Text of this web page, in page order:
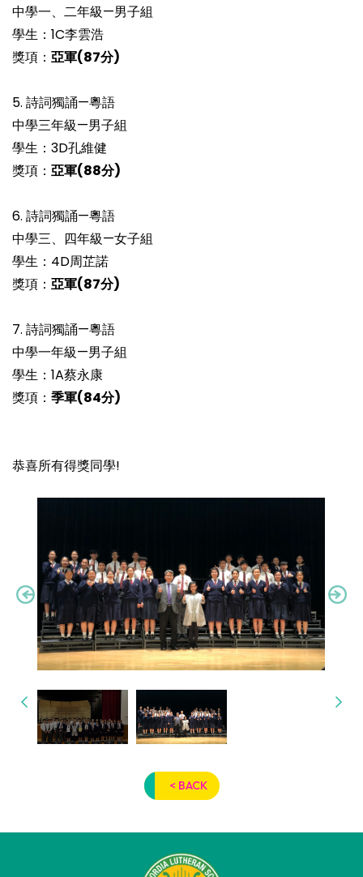
中學一、二年級—男子組
學生：1C李雲浩
獎項： 亞軍(87分)
5. 詩詞獨誦—粵語
中學三年級—男子組
學生：3D孔維健
獎項： 亞軍(88分)
6. 詩詞獨誦—粵語
中學三、四年級—女子組
學生：4D周芷諾
獎項： 亞軍(87分)
7. 詩詞獨誦—粵語
中學一年級—男子組
學生：1A蔡永康
獎項： 季軍(84分)
恭喜所有得獎同學!
< BACK